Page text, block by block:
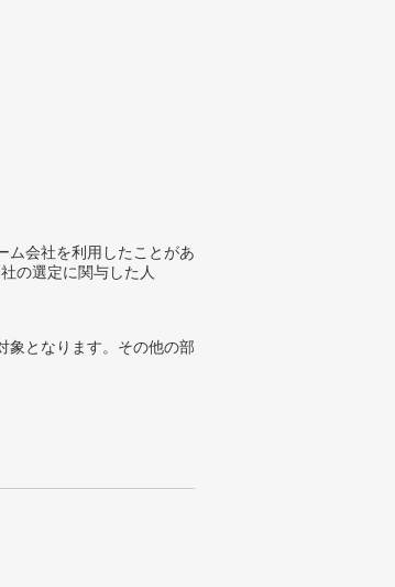
ム会社を利用したことがあ
の選定に関与した人
象となります。その他の部